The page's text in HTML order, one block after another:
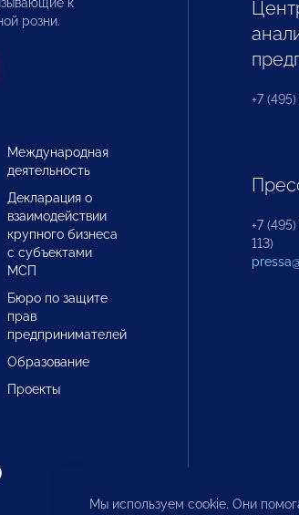
розни.
Международная
деятельность
Декларация о
взаимодействии
крупного бизнеса
с субъектами
МСП
Бюро по защите
прав
предпринимателей
Образование
Проекты
+7
+7 (495)
113)
Мы используем cookie. Они